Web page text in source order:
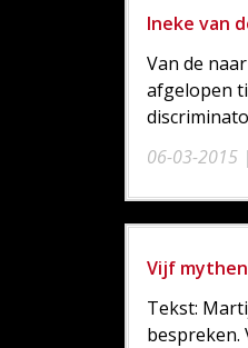
Ineke van
06-03-2015
Van de
afgelopen
Vijf
Tekst:
bespreken.